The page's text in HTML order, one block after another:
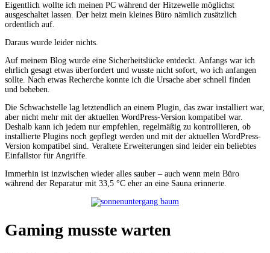
Eigentlich wollte ich meinen PC während der Hitzewelle möglichst
ausgeschaltet lassen. Der heizt mein kleines Büro nämlich zusätzlich
ordentlich auf.
Daraus wurde leider nichts.
Auf meinem Blog wurde eine Sicherheitslücke entdeckt. Anfangs war ich
ehrlich gesagt etwas überfordert und wusste nicht sofort, wo ich anfangen
sollte. Nach etwas Recherche konnte ich die Ursache aber schnell finden
und beheben.
Die Schwachstelle lag letztendlich an einem Plugin, das zwar installiert war,
aber nicht mehr mit der aktuellen WordPress-Version kompatibel war.
Deshalb kann ich jedem nur empfehlen, regelmäßig zu kontrollieren, ob
installierte Plugins noch gepflegt werden und mit der aktuellen WordPress-
Version kompatibel sind. Veraltete Erweiterungen sind leider ein beliebtes
Einfallstor für Angriffe.
Immerhin ist inzwischen wieder alles sauber – auch wenn mein Büro
während der Reparatur mit 33,5 °C eher an eine Sauna erinnerte.
Gaming musste warten